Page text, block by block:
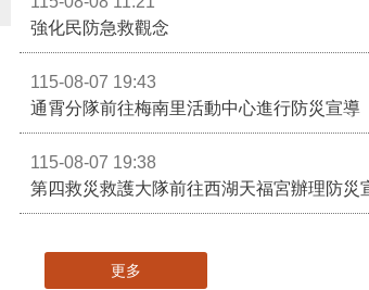
115-08-08 11:21
強化民防急救觀念
115-08-07 19:43
通霄分隊前往梅南里活動中心進行防災宣導
115-08-07 19:38
第四救災救護大隊前往西湖天福宮辦理防災
更多